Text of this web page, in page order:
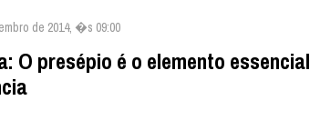
de 2014, �s 09:00
O presépio é o elemento essencial